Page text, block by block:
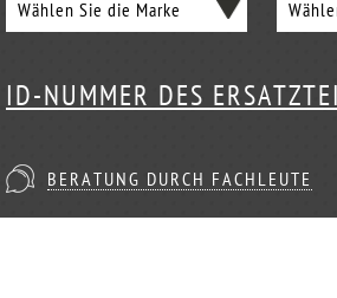
ID-NUMMER DES
BERATUNG DURCH FACHLEUTE